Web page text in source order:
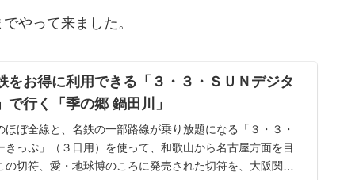
やって来ました。
をお得に利用できる「３・３・ＳＵＮデジタ
で行く「季の郷 鍋田川」
ぼ全線と、名鉄の一部路線が乗り放題になる「３・３・
きっぷ」（３日用）を使って、和歌山から名古屋方面を目
の切符、愛・地球博のころに発売された切符を、大阪関西